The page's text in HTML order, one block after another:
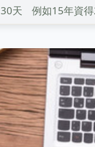
天 例如15年資